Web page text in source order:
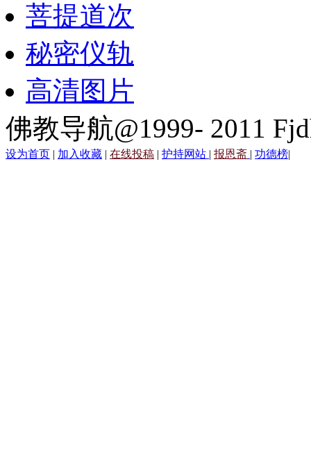
菩提道次
秘密仪轨
高清图片
佛教导航@1999- 2011
设为首页 | 加入收藏 | 在线投稿 | 护持网站 | 报恩斋 | 功德榜|